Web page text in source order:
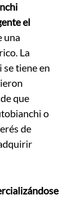
el
una
La
tiene en
que
o
de